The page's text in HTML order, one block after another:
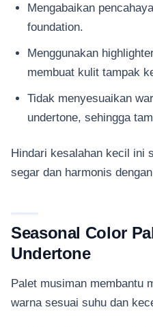
Mengabaikan
foundation.
Menggunakan
membuat kulit tampak
Tidak menyesuaikan
undertone, sehingga
Hindari kesalahan kecil ini
segar dan harmonis
Seasonal Color
Undertone
Palet musiman membantu
warna sesuai suhu dan